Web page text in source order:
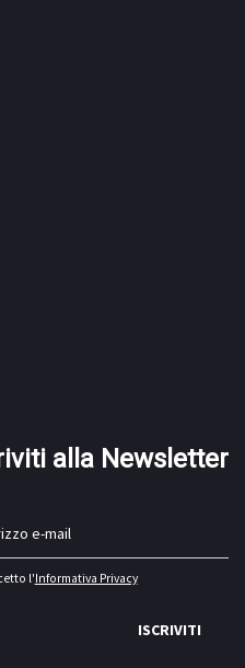
alla Newsletter
l'Informativa Privacy
ISCRIVITI